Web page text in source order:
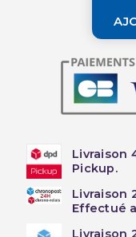
Livraison
Pickup.
Livraison
Effectué
Livraison